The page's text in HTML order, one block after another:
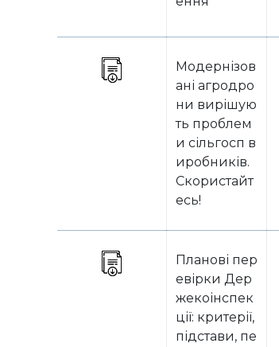
Модернізов
ані агродро
ни вирішую
ть проблем
и сільгосп в
иробників.
Скористайт
есь!
Планові пер
евірки Дер
жекоінспек
ції: критерії,
підстави, пе